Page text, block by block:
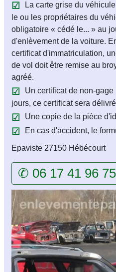
La carte grise du
le ou les propriétaires du
obligatoire « cédé le... » au
d'enlèvement de la voiture.
certificat d'immatriculation,
de vol doit être remise au
agréé.
Un certificat de non-
jours, ce certificat sera
Une copie de la pièce
En cas d'accident, le
Epaviste 27150 Hébécourt
✆ 06 17 41 96 75